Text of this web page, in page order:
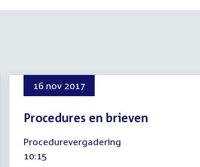
16 nov 2017
Procedures en brieven
november
2017
Procedurevergadering
Tijd
10:15